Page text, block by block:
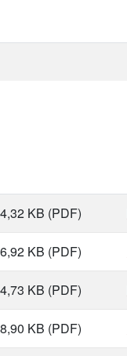
KB (PDF)
KB (PDF)
KB (PDF)
KB (PDF)